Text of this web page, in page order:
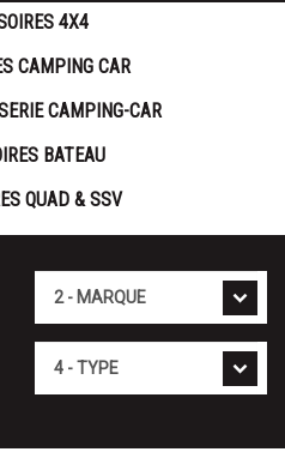
4X4
CAMPING CAR
CAMPING-CAR
BATEAU
QUAD & SSV